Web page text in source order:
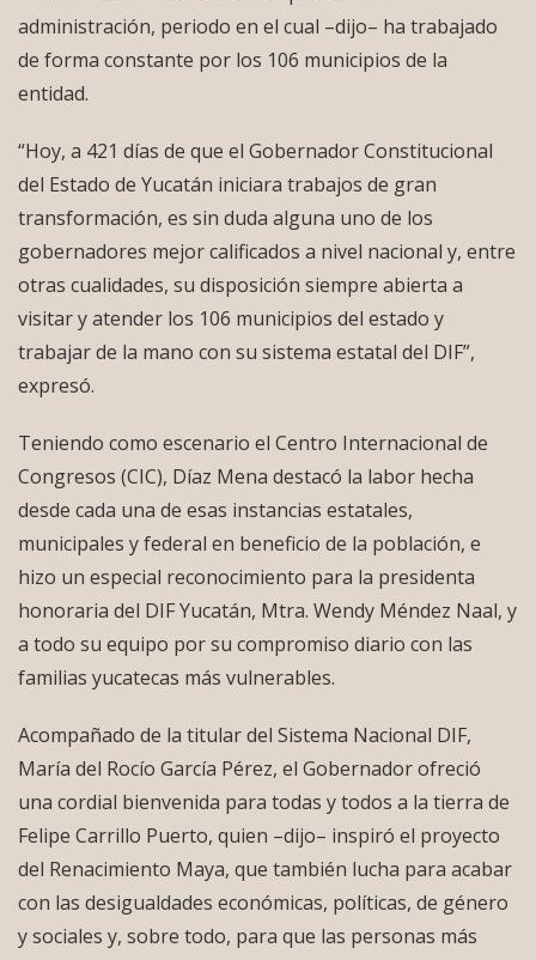
administración, periodo en el cual –dijo– ha trabajado
de forma constante por los 106 municipios de la
entidad.
“Hoy, a 421 días de que el Gobernador Constitucional
del Estado de Yucatán iniciara trabajos de gran
transformación, es sin duda alguna uno de los
gobernadores mejor calificados a nivel nacional y, entre
otras cualidades, su disposición siempre abierta a
visitar y atender los 106 municipios del estado y
trabajar de la mano con su sistema estatal del DIF”,
expresó.
Teniendo como escenario el Centro Internacional de
Congresos (CIC), Díaz Mena destacó la labor hecha
desde cada una de esas instancias estatales,
municipales y federal en beneficio de la población, e
hizo un especial reconocimiento para la presidenta
honoraria del DIF Yucatán, Mtra. Wendy Méndez Naal, y
a todo su equipo por su compromiso diario con las
familias yucatecas más vulnerables.
Acompañado de la titular del Sistema Nacional DIF,
María del Rocío García Pérez, el Gobernador ofreció
una cordial bienvenida para todas y todos a la tierra de
Felipe Carrillo Puerto, quien –dijo– inspiró el proyecto
del Renacimiento Maya, que también lucha para acabar
con las desigualdades económicas, políticas, de género
y sociales y, sobre todo, para que las personas más